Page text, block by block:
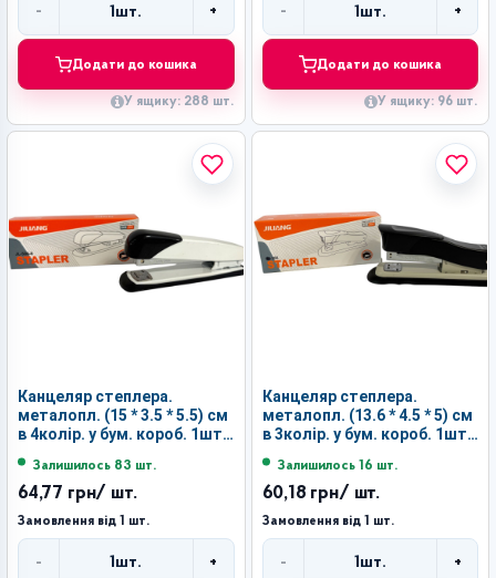
- 1 шт. +
Додати до кошика
У ящику: 288 шт.
- 1 шт. +
Додати до кошика
У ящику: 96 шт.
Канцеляр степлера.
металопл. (15 * 3.5 * 5.5) см
в 4колір. у бум. короб. 1шт
Залишилось 83 шт.
64,77 грн/ шт.
Замовлення від 1 шт.
- 1шт. +
Канцеляр степлера.
металопл. (13.6 * 4.5 * 5) см
в 3колір. у бум. короб. 1шт
Залишилось 16 шт.
60,18 грн/ шт.
Замовлення від 1 шт.
- 1шт. +